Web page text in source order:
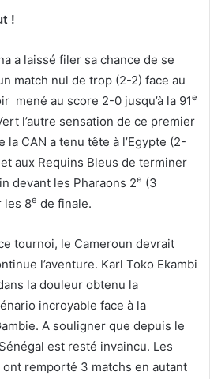
!
a laissé filer sa chance de se
match nul de trop (2-2) face au
mené au score 2-0 jusqu’à la 91e
l’autre sensation de ce premier
la CAN a tenu tête à l’Egypte (2-
aux Requins Bleus de terminer
devant les Pharaons 2e (3
les 8e de finale.
tournoi, le Cameroun devrait
l’aventure. Karl Toko Ekambi
la douleur obtenu la
incroyable face à la
A souligner que depuis le
est resté invaincu. Les
remporté 3 matchs en autant